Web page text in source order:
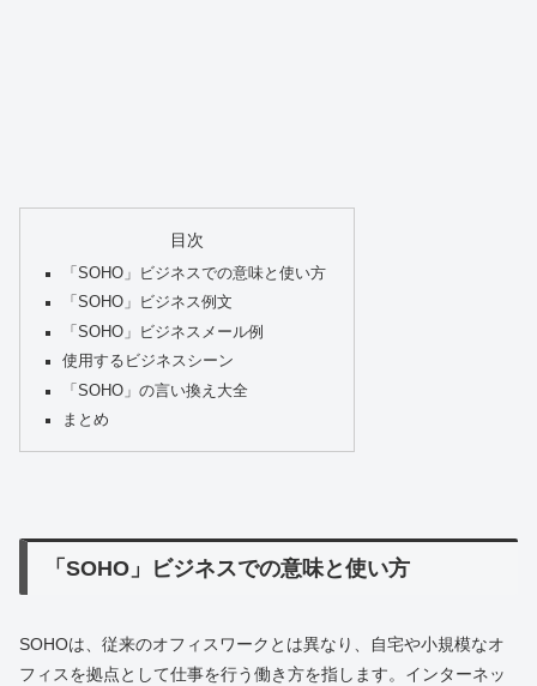
目次
「SOHO」ビジネスでの意味と使い方
「SOHO」ビジネス例文
「SOHO」ビジネスメール例
使用するビジネスシーン
「SOHO」の言い換え大全
まとめ
「SOHO」ビジネスでの意味と使い方
SOHOは、従来のオフィスワークとは異なり、自宅や小規模なオ
フィスを拠点として仕事を行う働き方を指します。インターネッ